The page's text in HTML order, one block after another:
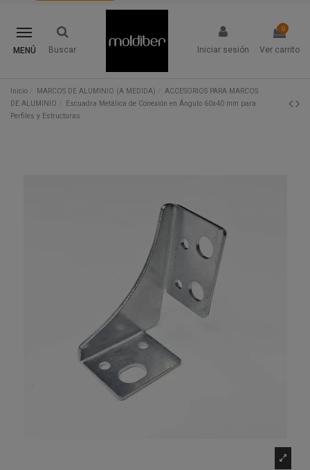
MENÚ Buscar Iniciar sesión
0
Ver carrito
Inicio MARCOS DE ALUMINIO (A MEDIDA)
ACCESORIOS PARA MARCOS
DE ALUMINIO
Escuadra Metálica de Conexión en Ángulo 60x40 mm para
Perfiles y Estructuras